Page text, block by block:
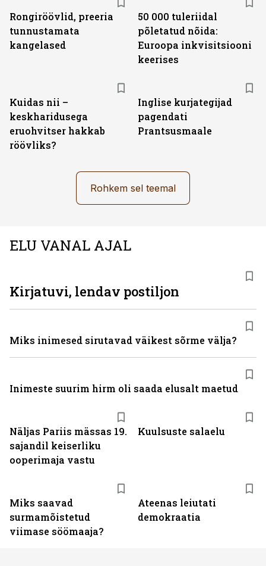
Rongiröövlid, preeria
tunnustamata
kangelased
50 000 tuleriidal
põletatud nõida:
Euroopa inkvisitsiooni
keerises
Kuidas nii –
keskharidusega
eruohvitser hakkab
röövliks?
Inglise kurjategijad
pagendati
Prantsusmaale
Rohkem sel teemal
ELU VANAL AJAL
Näljas Pariis mässas 19.
sajandil keiserliku
ooperimaja vastu
Kuulsuste salaelu
Miks saavad
surmamõistetud
viimase söömaaja?
Ateenas leiutati
demokraatia
Kirjatuvi, lendav postiljon
Miks inimesed sirutavad väikest sõrme välja?
Inimeste suurim hirm oli saada elusalt maetud